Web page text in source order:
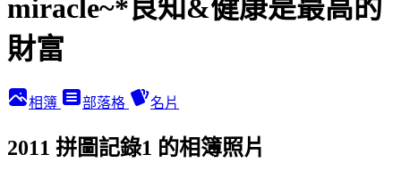
miracle~*良知&健康是最高的
財富
相簿 部落格 名片
2011 拼圖記錄1 的相簿照片